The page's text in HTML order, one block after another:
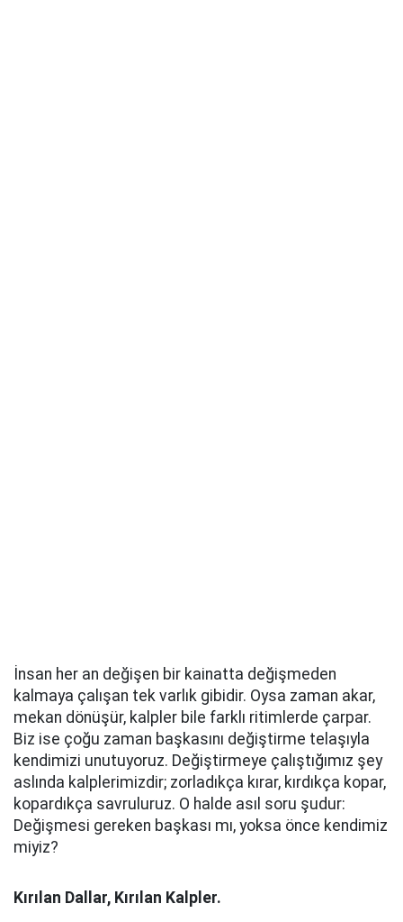
İnsan her an değişen bir kainatta değişmeden
kalmaya çalışan tek varlık gibidir. Oysa zaman akar,
mekan dönüşür, kalpler bile farklı ritimlerde çarpar.
Biz ise çoğu zaman başkasını değiştirme telaşıyla
kendimizi unutuyoruz. Değiştirmeye çalıştığımız şey
aslında kalplerimizdir; zorladıkça kırar, kırdıkça kopar,
kopardıkça savruluruz. O halde asıl soru şudur:
Değişmesi gereken başkası mı, yoksa önce kendimiz
miyiz?
Kırılan Dallar, Kırılan Kalpler.